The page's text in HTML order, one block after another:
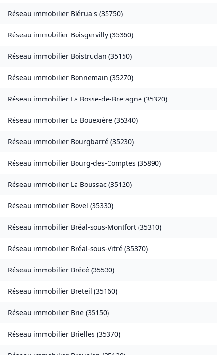
Réseau immobilier Bléruais (35750)
Réseau immobilier Boisgervilly (35360)
Réseau immobilier Boistrudan (35150)
Réseau immobilier Bonnemain (35270)
Réseau immobilier La Bosse-de-Bretagne (35320)
Réseau immobilier La Bouëxière (35340)
Réseau immobilier Bourgbarré (35230)
Réseau immobilier Bourg-des-Comptes (35890)
Réseau immobilier La Boussac (35120)
Réseau immobilier Bovel (35330)
Réseau immobilier Bréal-sous-Montfort (35310)
Réseau immobilier Bréal-sous-Vitré (35370)
Réseau immobilier Brécé (35530)
Réseau immobilier Breteil (35160)
Réseau immobilier Brie (35150)
Réseau immobilier Brielles (35370)